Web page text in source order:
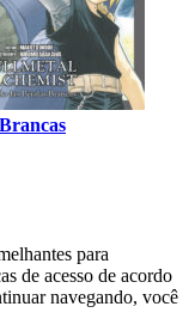
para
de acesso de acordo
navegando, você